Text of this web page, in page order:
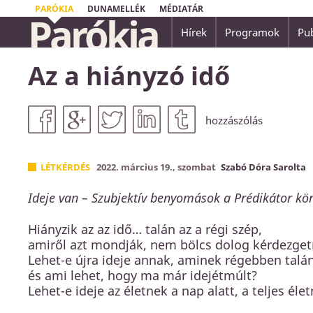
PARÓKIA DUNAMELLÉK MÉDIATÁR
Mert irgalmas leszek gonoszságaikkal
emlékezem meg többé.
Zsidók 8,12
Parókia Hírek Programok
Az a hiányzó idő
hozzászólás
LÉTKÉRDÉS 2022. március 19., szombat Szabó Dóra Sarolta
Ideje van – Szubjektív benyomások a Prédikátor
Hiányzik az az idő… talán az a régi szép,
amiről azt mondják, nem bölcs dolog
Lehet-e újra ideje annak, aminek régebben
és ami lehet, hogy ma már idejétmúlt?
Lehet-e ideje az életnek a nap alatt, a teljes